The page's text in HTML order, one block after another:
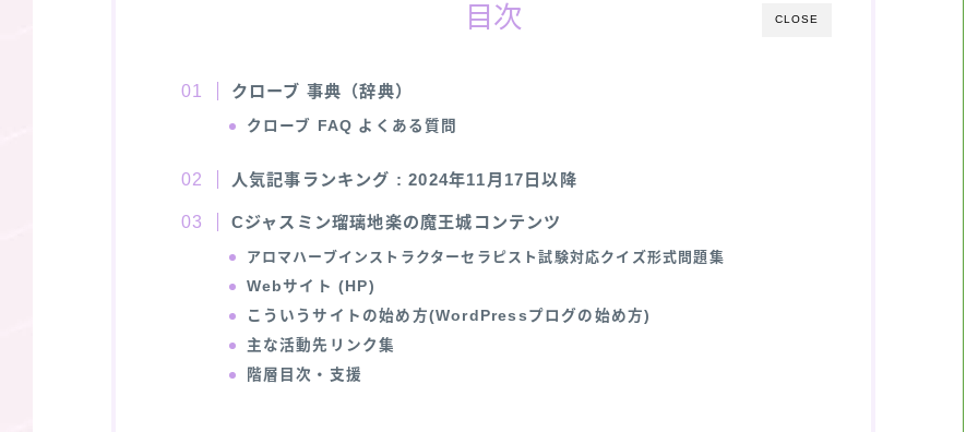
CLOSE
目次
クローブ 事典（辞典）
クローブ FAQ よくある質問
人気記事ランキング : 2024年11月17日以降
Cジャスミン瑠璃地楽の魔王城コンテンツ
アロマハーブインストラクターセラピスト試験対応クイズ形式問題集
Webサイト (HP)
こういうサイトの始め方(WordPressプログの始め方)
主な活動先リンク集
階層目次・支援